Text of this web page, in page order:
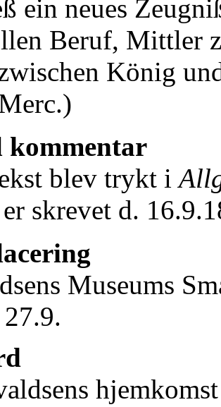
ein neues
Beruf, Mittler
König
kommentar
blev trykt i
skrevet d.
Museums